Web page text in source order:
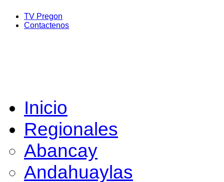
TV Pregon
Contactenos
Inicio
Regionales
Abancay
Andahuaylas